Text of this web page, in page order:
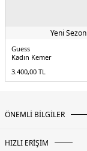
Yeni Sezon
Guess
Kadın Kemer
3.400,00 TL
ÖNEMLİ BİLGİLER
HIZLI ERİŞİM